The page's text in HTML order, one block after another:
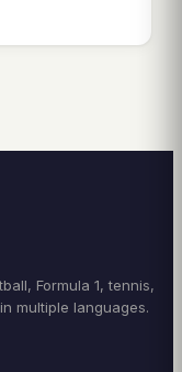
Formula 1, tennis,
multiple languages.